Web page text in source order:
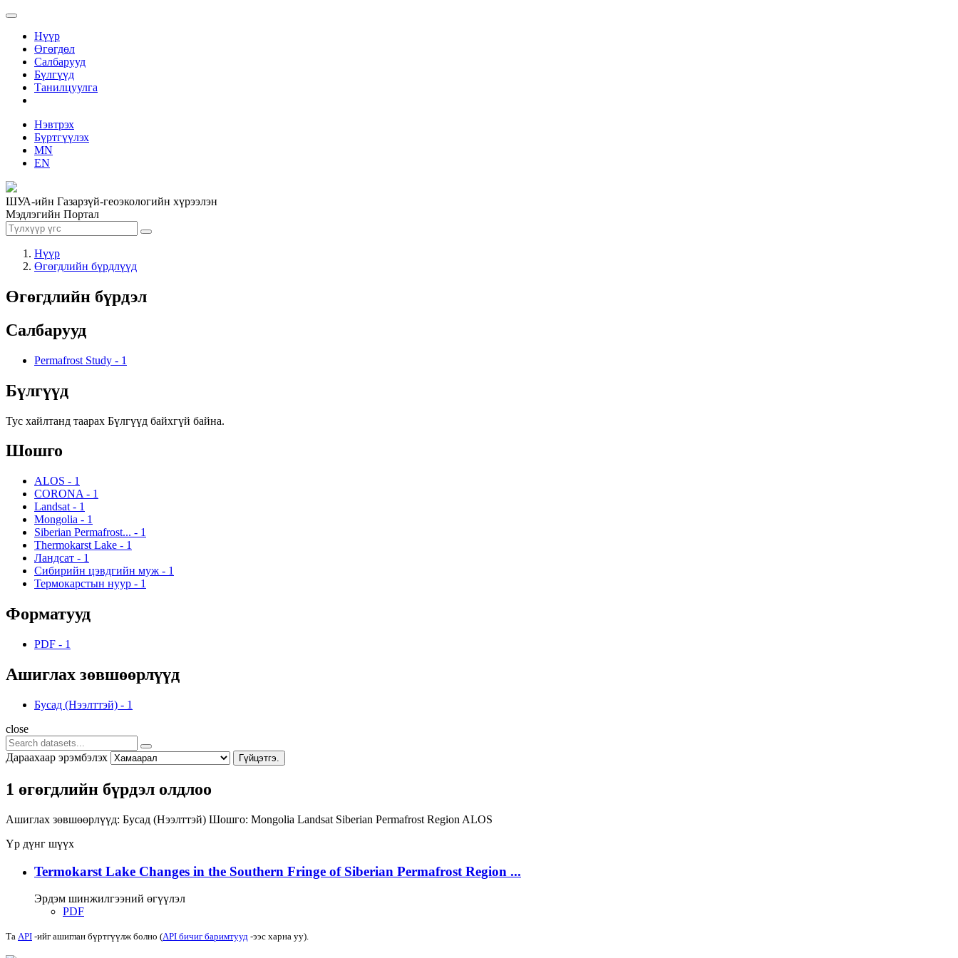
Нүүр
Өгөгдөл
Салбарууд
Бүлгүүд
Танилцуулга
Нэвтрэх
Бүртгүүлэх
MN
EN
ШУА-ийн Газарзүй-геоэкологийн хүрээлэн
Мэдлэгийн Портал
Нүүр
Өгөгдлийн бүрдлүүд
Өгөгдлийн бүрдэл
Салбарууд
Permafrost Study - 1
Бүлгүүд
Тус хайлтанд таарах Бүлгүүд байхгүй байна.
Шошго
ALOS - 1
CORONA - 1
Landsat - 1
Mongolia - 1
Siberian Permafrost... - 1
Thermokarst Lake - 1
Ландсат - 1
Сибирийн цэвдгийн муж - 1
Термокарстын нуур - 1
Форматууд
PDF - 1
Ашиглах зөвшөөрлүүд
Бусад (Нээлттэй) - 1
close
Дараахаар эрэмбэлэх Гүйцэтгэ.
1 өгөгдлийн бүрдэл олдлоо
Ашиглах зөвшөөрлүүд: Бусад (Нээлттэй) Шошго: Mongolia Landsat Siberian Permafrost Region ALOS
Үр дүнг шүүх
Termokarst Lake Changes in the Southern Fringe of Siberian Permafrost Region ...
Эрдэм шинжилгээний өгүүлэл
PDF
Та API -ийг ашиглан бүртгүүлж болно (API бичиг баримтууд -ээс харна уу).